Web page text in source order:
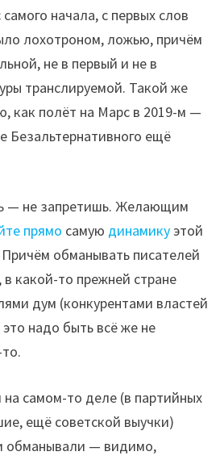
начала, с первых слов
лохотроном, ложью, причём
не в первый и не в
транслируемой. Такой же
как полёт на Марс в 2019-м —
Безальтернативного ещё
— не запретишь. Желающим
прямо самую динамикуэтой
обманывать писателей
какой-то прежней стране
дум (конкурентами властей
надо быть всё же не
на самом-то деле (в партийных
ещё советской выучки)
обманывали — видимо,